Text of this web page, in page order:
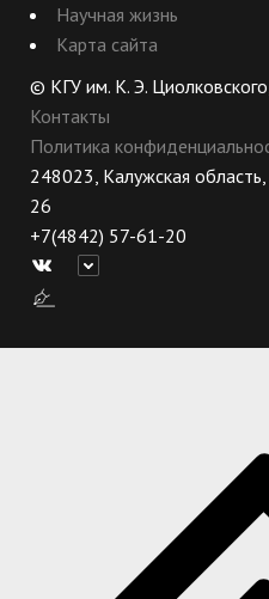
Научная жизнь
Карта сайта
© КГУ им. К. Э.
Контакты
Политика
248023, Калужская область,
26
+7(4842) 57-61-20